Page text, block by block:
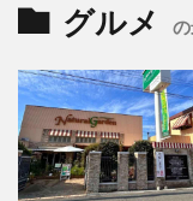
グルメ